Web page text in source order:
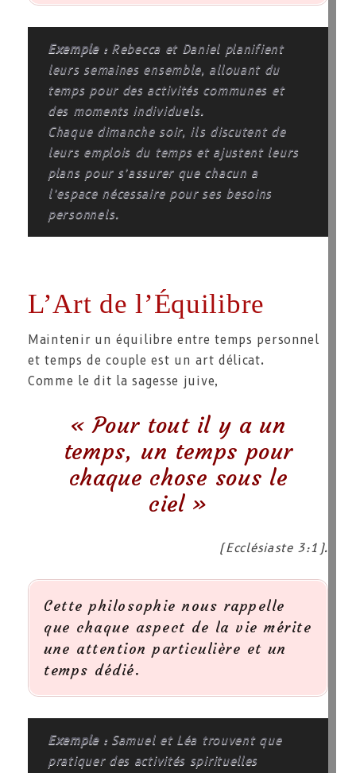
Exemple :Rebecca et Daniel planifient
leurs semaines ensemble, allouant du
temps pour des activités communes et
des moments individuels.
Chaque dimanche soir, ils discutent de
leurs emplois du temps et ajustent leurs
plans pour s’assurer que chacun a
l’espace nécessaire pour ses besoins
personnels.
L’Art de l’Équilibre
Maintenir un équilibre entre temps personnel
et temps de couple est un art délicat.
Comme le dit la sagesse juive,
« Pour tout il y a un
temps, un temps pour
chaque chose sous le
ciel »
(Ecclésiaste 3:1).
Cette philosophie nous rappelle
que chaque aspect de la vie mérite
une attention particulière et un
temps dédié.
Exemple :Samuel et Léa trouvent que
pratiquer des activités spirituelles